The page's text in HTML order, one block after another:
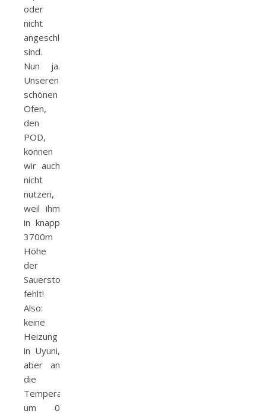
oder
nicht
angeschlossen
sind.
Nun ja.
Unseren
schönen
Ofen,
den
POD,
können
wir auch
nicht
nutzen,
weil ihm
in knapp
3700m
Höhe
der
Sauerstoff
fehlt!
Also:
keine
Heizung
in Uyuni,
aber an
die
Temperaturen
um 0